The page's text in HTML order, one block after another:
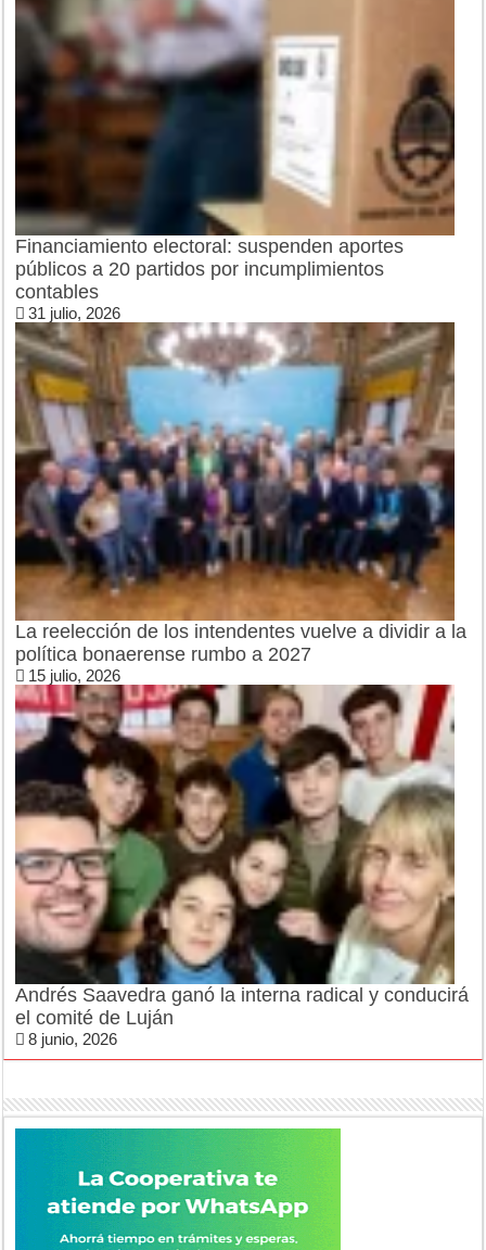
Financiamiento electoral: suspenden aportes
públicos a 20 partidos por incumplimientos
contables
31 julio, 2026
La reelección de los intendentes vuelve a dividir a la
política bonaerense rumbo a 2027
15 julio, 2026
Andrés Saavedra ganó la interna radical y conducirá
el comité de Luján
8 junio, 2026